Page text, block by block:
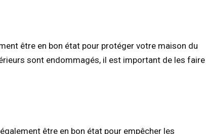
être en bon état pour protéger votre maison du
sont endommagés, il est important de les faire
être en bon état pour empêcher les